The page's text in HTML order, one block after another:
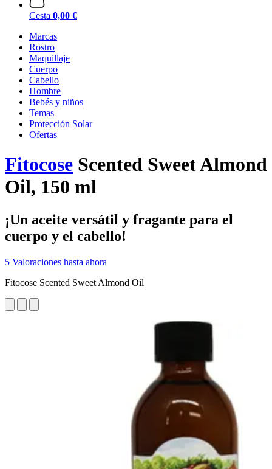
Cesta 0,00 €
Marcas
Rostro
Maquillaje
Cuerpo
Cabello
Hombre
Bebés y niños
Temas
Protección Solar
Ofertas
Fitocose Scented Sweet Almond
Oil, 150 ml
¡Un aceite versátil y fragante para el
cuerpo y el cabello!
5 Valoraciones hasta ahora
Fitocose Scented Sweet Almond Oil